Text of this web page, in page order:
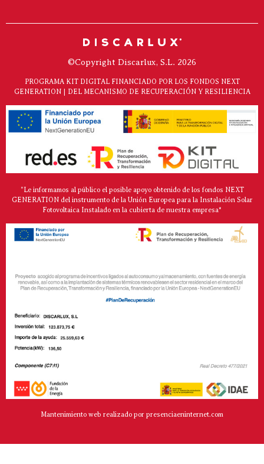
©Copyright Discarlux, S.L. 2026
PROGRAMA KIT DIGITAL FINANCIADO POR LOS FONDOS NEXT
GENERATION | DEL MECANISMO DE RECUPERACIÓN Y RESILIENCIA
"Le informamos al público el posible apoyo obtenido de los fondos NEXT
GENERATION del instrumento de la Unión Europea para la Instalación Solar
Fotovoltaica Instalado en la cubierta de nuestra empresa*
Mantenimiento web realizado por presenciaeninternet.com